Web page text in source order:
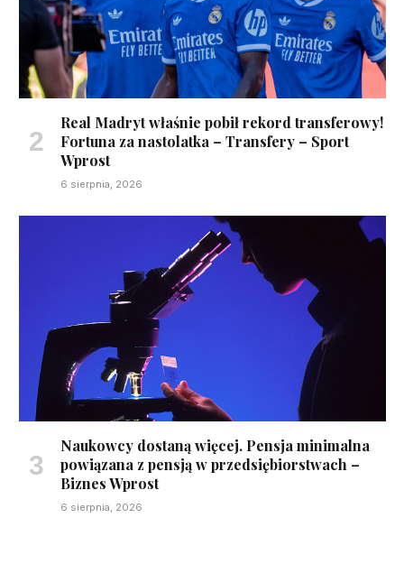
Real Madryt właśnie pobił rekord transferowy!
Fortuna za nastolatka – Transfery – Sport
Wprost
6 sierpnia, 2026
Naukowcy dostaną więcej. Pensja minimalna
powiązana z pensją w przedsiębiorstwach –
Biznes Wprost
6 sierpnia, 2026